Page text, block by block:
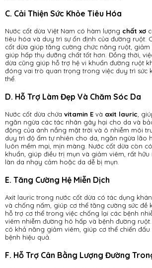
C. Cải Thiện Sức Khỏe Tiêu Hóa
Nước cốt dừa Việt Nam có hàm lượng chất xơ
tiêu hóa và duy trì sự ổn định của đường ruột.
cốt dừa giúp tăng cường chức năng ruột,
giúp hấp thụ dưỡng chất tốt hơn. Đồng thời,
dừa cũng giúp hỗ trợ hệ vi khuẩn đường ruột
đóng vai trò quan trọng trong việc duy trì sức
thể.
D. Hỗ Trợ Làm Đẹp Và Chăm Sóc Da
Nước cốt dừa chứa vitamin E và axit lauric ,
ngăn ngừa các tác nhân gây hại cho da và
động của ánh nắng mặt trời và ô nhiễm môi
duy trì độ ẩm tự nhiên cho da, ngăn ngừa lão
luôn mềm mại, mịn màng. Nước cốt dừa còn
khuẩn, giúp điều trị mụn và giảm viêm, rất
làn da nhạy cảm hoặc da dễ bị mụn.
E. Tăng Cường Hệ Miễn Dịch
Axit lauric trong nước cốt dừa có tác dụng
và chống nấm, giúp cơ thể tăng cường sức đề
hỗ trợ cơ thể trong việc chống lại các bệnh
viêm nhiễm đường hô hấp và bệnh đường
có khả năng giảm viêm, giúp cơ thể chiến
bệnh hiệu quả.
F. Hỗ Trợ Cân Bằng Lượng Đường